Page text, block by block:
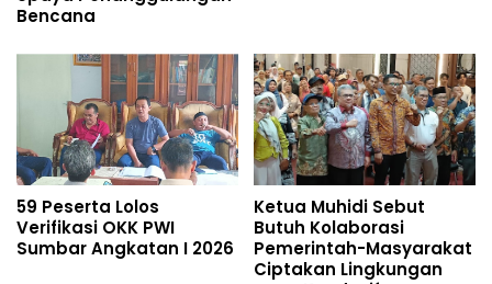
Bencana
59 Peserta Lolos
Verifikasi OKK PWI
Sumbar Angkatan I 2026
Ketua Muhidi Sebut
Butuh Kolaborasi
Pemerintah-Masyarakat
Ciptakan Lingkungan